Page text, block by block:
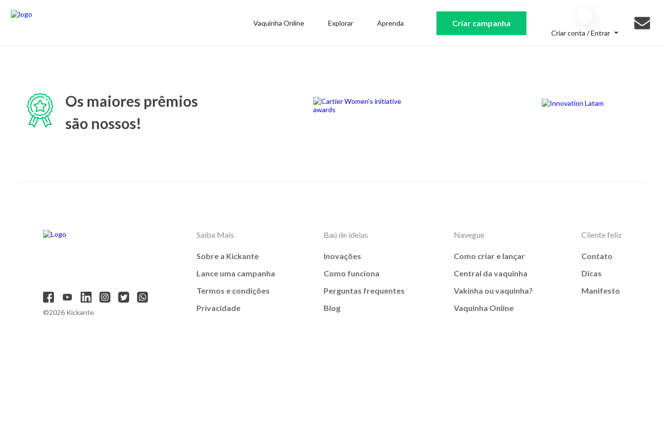
Vaquinha Online Explorar Aprenda Criar campanha
Criar conta / Entrar
Os maiores prêmios
são nossos!
©2026 Kickante
Saiba Mais
Sobre a Kickante
Lance uma campanha
Termos e condições
Privacidade
Baú de ideias
Inovações
Como funciona
Perguntas frequentes
Blog
Navegue
Como criar e lançar
Central da vaquinha
Vakinha ou vaquinha?
Vaquinha Online
Cliente feliz
Contato
Dicas
Manifesto